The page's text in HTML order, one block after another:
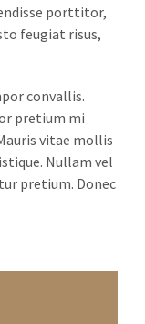
porttitor,
feugiat risus,
convallis.
pretium mi
vitae mollis
Nullam vel
pretium. Donec